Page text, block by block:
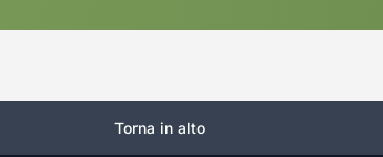
Torna in alto